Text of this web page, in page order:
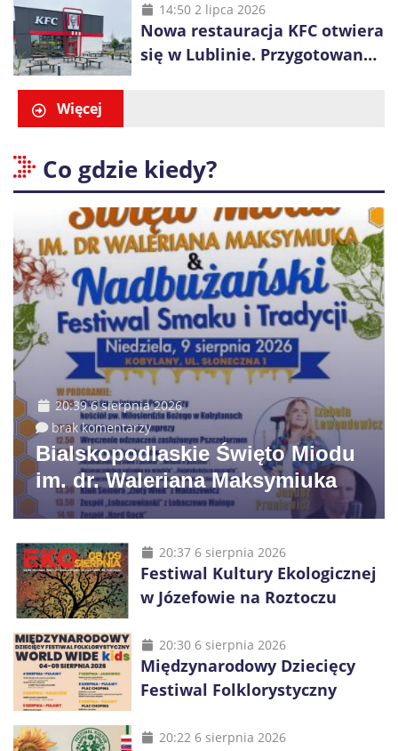
14:50 2 lipca 2026
Nowa restauracja KFC otwiera
się w Lublinie. Przygotowano
Więcej
Co gdzie kiedy?
20:39 6 sierpnia 2026
brak komentarzy
Bialskopodlaskie Święto Miodu
im. dr. Waleriana Maksymiuka
20:37 6 sierpnia 2026
Festiwal Kultury Ekologicznej
w Józefowie na Roztoczu
20:30 6 sierpnia 2026
Międzynarodowy Dziecięcy
Festiwal Folklorystyczny
20:22 6 sierpnia 2026